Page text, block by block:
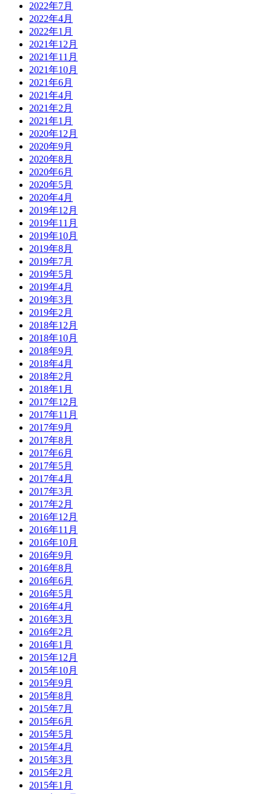
2022年7月
2022年4月
2022年1月
2021年12月
2021年11月
2021年10月
2021年6月
2021年4月
2021年2月
2021年1月
2020年12月
2020年9月
2020年8月
2020年6月
2020年5月
2020年4月
2019年12月
2019年11月
2019年10月
2019年8月
2019年7月
2019年5月
2019年4月
2019年3月
2019年2月
2018年12月
2018年10月
2018年9月
2018年4月
2018年2月
2018年1月
2017年12月
2017年11月
2017年9月
2017年8月
2017年6月
2017年5月
2017年4月
2017年3月
2017年2月
2016年12月
2016年11月
2016年10月
2016年9月
2016年8月
2016年6月
2016年5月
2016年4月
2016年3月
2016年2月
2016年1月
2015年12月
2015年10月
2015年9月
2015年8月
2015年7月
2015年6月
2015年5月
2015年4月
2015年3月
2015年2月
2015年1月